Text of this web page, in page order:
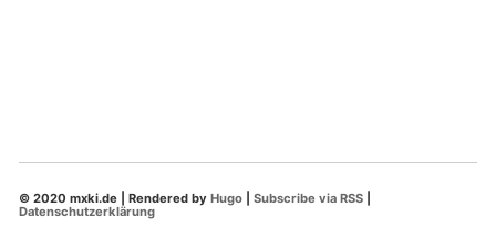
© 2020 mxki.de | Rendered by Hugo| Subscribe via RSS
Datenschutzerklärung